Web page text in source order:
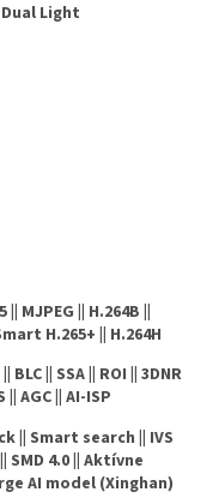
Light
MJPEG || H.264B ||
H.265+ || H.264H
BLC || SSA || ROI || 3DNR
|| AGC || AI-ISP
|| Smart search || IVS
4.0 || Aktívne
AI model (Xinghan)